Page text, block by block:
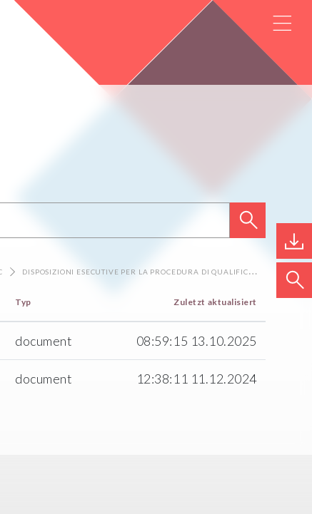
DISPOSIZIONI ESECUTIVE PER LA PROCEDURA DI QUALIFICAZIONE CON ESAME FINALE
Typ Zuletzt aktualisiert
document 08:59:15 13.10.2025
document 12:38:11 11.12.2024